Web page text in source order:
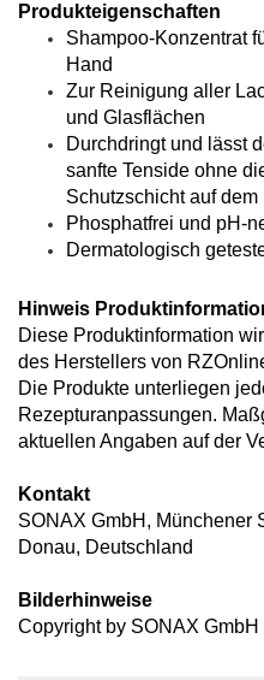
Produkteigenschaften
Shampoo-Konzentrat
Hand
Zur Reinigung aller
und Glasflächen
Durchdringt und lässt
sanfte Tenside ohne
Schutzschicht auf
Phosphatfrei und pH-
Dermatologisch
Hinweis
Diese Produktinformation
des Herstellers von
Die Produkte unterliegen
Rezepturanpassungen.
aktuellen Angaben auf der
Kontakt
SONAX GmbH, Münchener
Donau, Deutschland
Bilderhinweise
Copyright by SONAX GmbH